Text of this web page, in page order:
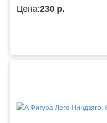
Цена:230 р.